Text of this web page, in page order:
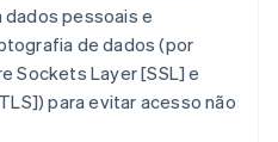
pessoais e
de dados (por
Sockets Layer [SSL] e
para evitar acesso não